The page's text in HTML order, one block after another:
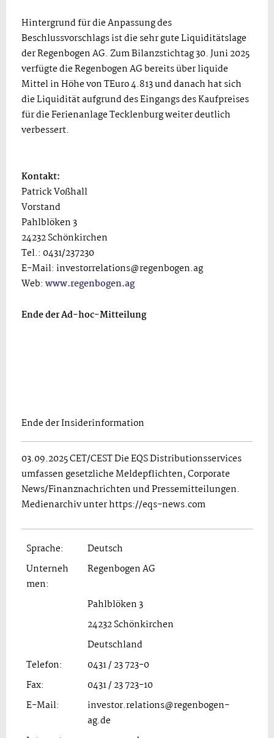
Hintergrund für die Anpassung des
Beschlussvorschlags ist die sehr gute Liquiditätslage
der Regenbogen AG. Zum Bilanzstichtag 30. Juni 2025
verfügte die Regenbogen AG bereits über liquide
Mittel in Höhe von TEuro 4.813 und danach hat sich
die Liquidität aufgrund des Eingangs des Kaufpreises
für die Ferienanlage Tecklenburg weiter deutlich
verbessert.
Kontakt:
Patrick Voßhall
Vorstand
Pahlblöken 3
24232 Schönkirchen
Tel.: 0431/237230
E-Mail: investorrelations@regenbogen.ag
Web: www.regenbogen.ag
Ende der Ad-hoc-Mitteilung
Ende der Insiderinformation
03.09.2025 CET/CEST Die EQS Distributionsservices
umfassen gesetzliche Meldepflichten, Corporate
News/Finanznachrichten und Pressemitteilungen.
Medienarchiv unter https://eqs-news.com
Sprache:
Deutsch
Unterneh
men:
Regenbogen AG
Pahlblöken 3
24232 Schönkirchen
Deutschland
Telefon:
0431 / 23 723-0
Fax:
0431 / 23 723-10
E-Mail:
investor.relations@regenbogen-
ag.de